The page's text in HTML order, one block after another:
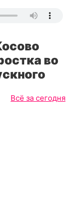
во
Всё за сегодня